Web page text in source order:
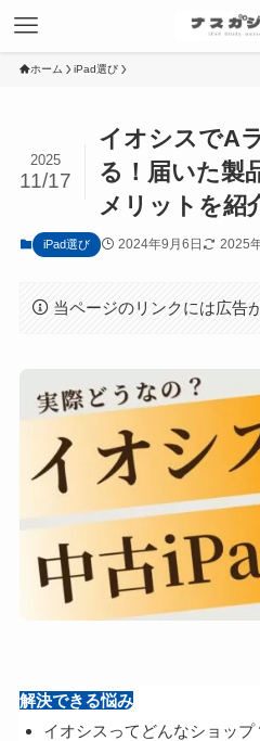
ホーム iPad選び
イオシスでA
る！届いた製
メリットを紹
2025
11/17
iPad選び 2024年9月6日 2025
当ページのリンクには広告
解決できる悩み
イオシスってどんなショップ